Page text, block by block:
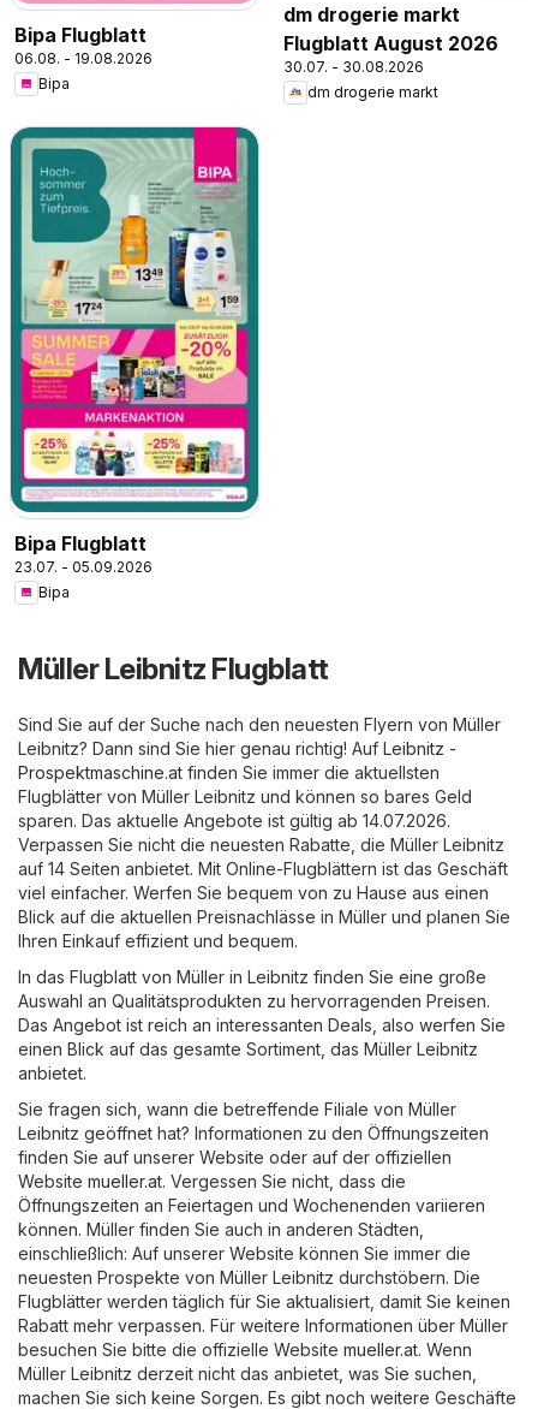
Bipa Flugblatt
06.08. - 19.08.2026
Bipa
dm drogerie markt
Flugblatt August 2026
30.07. - 30.08.2026
dm drogerie markt
Bipa Flugblatt
23.07. - 05.09.2026
Bipa
Müller Leibnitz Flugblatt
Sind Sie auf der Suche nach den neuesten Flyern von Müller
Leibnitz? Dann sind Sie hier genau richtig! Auf Leibnitz -
Prospektmaschine.at finden Sie immer die aktuellsten
Flugblätter von Müller Leibnitz und können so bares Geld
sparen. Das aktuelle Angebote ist gültig ab 14.07.2026.
Verpassen Sie nicht die neuesten Rabatte, die Müller Leibnitz
auf 14 Seiten anbietet. Mit Online-Flugblättern ist das Geschäft
viel einfacher. Werfen Sie bequem von zu Hause aus einen
Blick auf die aktuellen Preisnachlässe in Müller und planen Sie
Ihren Einkauf effizient und bequem.
In das Flugblatt von Müller in Leibnitz finden Sie eine große
Auswahl an Qualitätsprodukten zu hervorragenden Preisen.
Das Angebot ist reich an interessanten Deals, also werfen Sie
einen Blick auf das gesamte Sortiment, das Müller Leibnitz
anbietet.
Sie fragen sich, wann die betreffende Filiale von Müller
Leibnitz geöffnet hat? Informationen zu den Öffnungszeiten
finden Sie auf unserer Website oder auf der offiziellen
Website mueller.at. Vergessen Sie nicht, dass die
Öffnungszeiten an Feiertagen und Wochenenden variieren
können. Müller finden Sie auch in anderen Städten,
einschließlich: Auf unserer Website können Sie immer die
neuesten Prospekte von Müller Leibnitz durchstöbern. Die
Flugblätter werden täglich für Sie aktualisiert, damit Sie keinen
Rabatt mehr verpassen. Für weitere Informationen über Müller
besuchen Sie bitte die offizielle Website mueller.at. Wenn
Müller Leibnitz derzeit nicht das anbietet, was Sie suchen,
machen Sie sich keine Sorgen. Es gibt noch weitere Geschäfte